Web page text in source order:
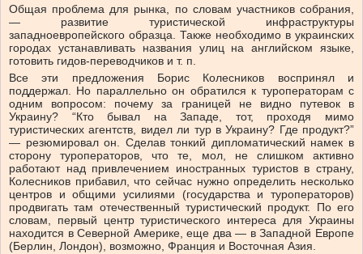
Общая проблема для рынка, по словам участников собрания,
— развитие туристической инфраструктуры
западноевропейского образца. Также необходимо в украинских
городах устанавливать названия улиц на английском языке,
готовить гидов-переводчиков и т. п.
Все эти предложения Борис Колесников воспринял и
поддержал. Но параллельно он обратился к туроператорам с
одним вопросом: почему за границей не видно путевок в
Украину? “Кто бывал на Западе, тот, проходя мимо
туристических агентств, видел ли тур в Украину? Где продукт?”
— резюмировал он. Сделав тонкий дипломатический намек в
сторону туроператоров, что те, мол, не слишком активно
работают над привлечением иностранных туристов в страну,
Колесников прибавил, что сейчас нужно определить несколько
центров и общими усилиями (государства и туроператоров)
продвигать там отечественный туристический продукт. По его
словам, первый центр туристического интереса для Украины
находится в Северной Америке, еще два — в Западной Европе
(Берлин, Лондон), возможно, Франция и Восточная Азия.